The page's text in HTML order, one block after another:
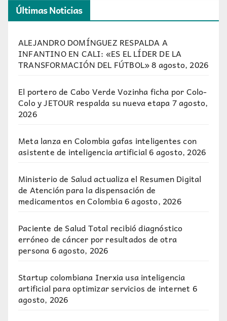
Últimas Noticias
ALEJANDRO DOMÍNGUEZ RESPALDA A
INFANTINO EN CALI: «ES EL LÍDER DE LA
TRANSFORMACIÓN DEL FÚTBOL»8 agosto, 2026
El portero de Cabo Verde Vozinha ficha por Colo-
Colo y JETOUR respalda su nueva etapa7 agosto,
2026
Meta lanza en Colombia gafas inteligentes con
asistente de inteligencia artificial 6 agosto, 2026
Ministerio de Salud actualiza el Resumen Digital
de Atención para la dispensación de
medicamentos en Colombia6 agosto, 2026
Paciente de Salud Total recibió diagnóstico
erróneo de cáncer por resultados de otra
persona6 agosto, 2026
Startup colombiana Inerxia usa inteligencia
artificial para optimizar servicios de internet 6
agosto, 2026